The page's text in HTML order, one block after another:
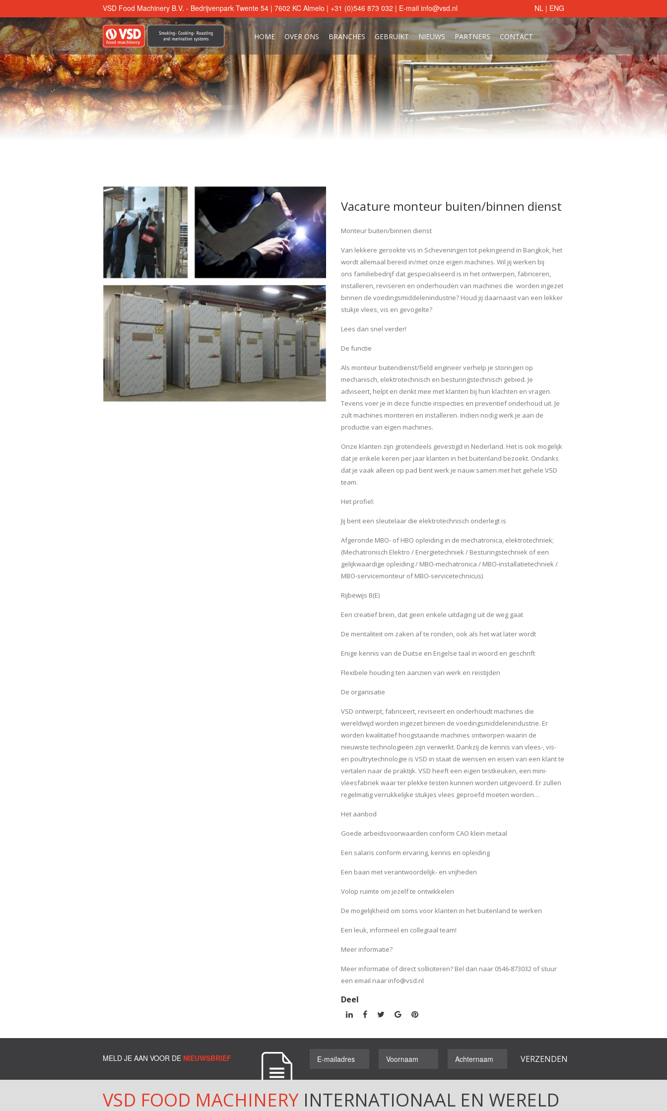
VSD Food Machinery B.V. - Bedrijvenpark Twente 54 | 7602 KC Almelo | +31 (0)546 873 032 | E-mail info@vsd.nl NL | ENG
HOME OVER ONS BRANCHES GEBRUIKT NIEUWS PARTNERS CONTACT
Vacature monteur buiten/binnen dienst
Monteur buiten/binnen dienst
Van lekkere gerookte vis in Scheveningen tot pekingeend in Bangkok, het
wordt allemaal bereid in/met onze eigen machines. Wil jij werken bij
ons familiebedrijf dat gespecialiseerd is in het ontwerpen, fabriceren,
installeren, reviseren en onderhouden van machines die worden ingezet
binnen de voedingsmiddelenindustrie? Houd jij daarnaast van een lekker
stukje vlees, vis en gevogelte?
Lees dan snel verder!
De functie
Als monteur buitendienst/field engineer verhelp je storingen op
mechanisch, elektrotechnisch en besturingstechnisch gebied. Je
adviseert, helpt en denkt mee met klanten bij hun klachten en vragen.
Tevens voer je in deze functie inspecties en preventief onderhoud uit. Je
zult machines monteren en installeren. Indien nodig werk je aan de
productie van eigen machines.
Onze klanten zijn grotendeels gevestigd in Nederland. Het is ook mogelijk
dat je enkele keren per jaar klanten in het buitenland bezoekt. Ondanks
dat je vaak alleen op pad bent werk je nauw samen met het gehele VSD
team.
Het profiel:
Jij bent een sleutelaar die elektrotechnisch onderlegt is
Afgeronde MBO- of HBO opleiding in de mechatronica, elektrotechniek;
(Mechatronisch Elektro / Energietechniek / Besturingstechniek of een
gelijkwaardige opleiding / MBO-mechatronica / MBO-installatietechniek /
MBO-servicemonteur of MBO-servicetechnicus)
Rijbewijs B(E)
Een creatief brein, dat geen enkele uitdaging uit de weg gaat
De mentaliteit om zaken af te ronden, ook als het wat later wordt
Enige kennis van de Duitse en Engelse taal in woord en geschrift
Flexibele houding ten aanzien van werk en reistijden
De organisatie
VSD ontwerpt, fabriceert, reviseert en onderhoudt machines die
wereldwijd worden ingezet binnen de voedingsmiddelenindustrie. Er
worden kwalitatief hoogstaande machines ontworpen waarin de
nieuwste technologieën zijn verwerkt. Dankzij de kennis van vlees-, vis-
en poultrytechnologie is VSD in staat de wensen en eisen van een klant te
vertalen naar de praktijk. VSD heeft een eigen testkeuken, een mini-
vleesfabriek waar ter plekke testen kunnen worden uitgevoerd. Er zullen
regelmatig verrukkelijke stukjes vlees geproefd moeten worden…
Het aanbod
Goede arbeidsvoorwaarden conform CAO klein metaal
Een salaris conform ervaring, kennis en opleiding
Een baan met verantwoordelijk- en vrijheden
Volop ruimte om jezelf te ontwikkelen
De mogelijkheid om soms voor klanten in het buitenland te werken
Een leuk, informeel en collegiaal team!
Meer informatie?
Meer informatie of direct solliciteren? Bel dan naar 0546-873032 of stuur
een email naar info@vsd.nl
Deel
MELD JE AAN VOOR DE NIEUWSBRIEF
VSD FOOD MACHINERY INTERNATIONAAL EN WERELD